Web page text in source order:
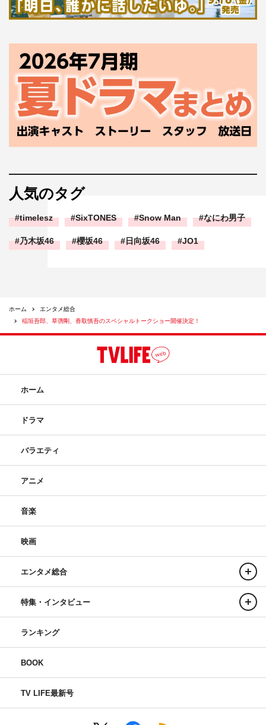
人気のタグ
timelesz SixTONES Snow Man なにわ男子
乃木坂46 櫻坂46 日向坂46 JO1
ホーム
エンタメ総合
稲垣吾郎、草彅剛、香取慎吾のスペシャルトークショー開催決定！
ホーム
ドラマ
バラエティ
アニメ
音楽
映画
エンタメ総合
特集・インタビュー
ランキング
BOOK
TV LIFE最新号